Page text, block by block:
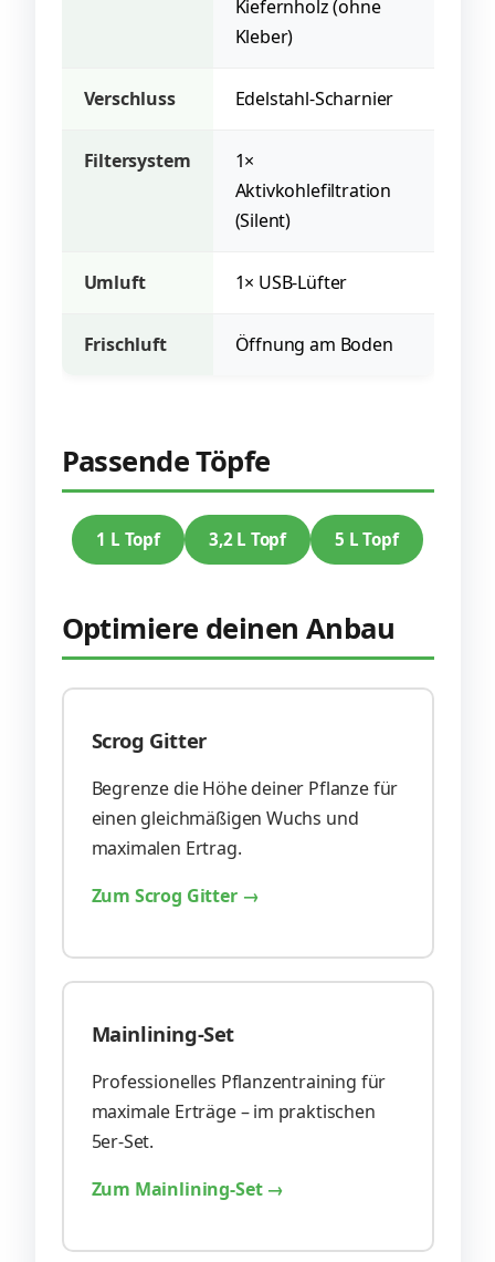
Kiefernholz (ohne
Kleber)
Verschluss Edelstahl-Scharnier
Filtersystem
1×
Aktivkohlefiltration
(Silent)
Umluft 1× USB-Lüfter
Frischluft Öffnung am Boden
Passende Töpfe
1 L Topf 3,2 L Topf 5 L Topf
Optimiere deinen Anbau
Scrog Gitter
Begrenze die Höhe deiner Pflanze für
einen gleichmäßigen Wuchs und
maximalen Ertrag.
Zum Scrog Gitter →
Mainlining-Set
Professionelles Pflanzentraining für
maximale Erträge – im praktischen
5er-Set.
Zum Mainlining-Set →